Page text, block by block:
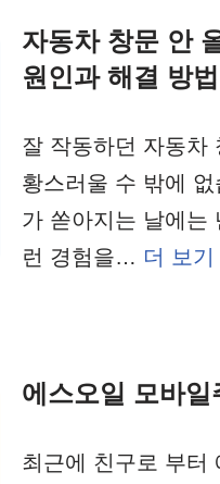
자동차 창문 안
원인과 해결 방
잘 작동하던 자동차
황스러울 수 밖에
가 쏟아지는 날에는
런 경험을… 더 보기
에스오일 모바일
최근에 친구로 부터